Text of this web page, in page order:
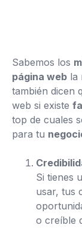
Sabemos los
página web la
también dicen
web si existe
top de cuales
para tu
Si tienes
usar, tus
o creíble